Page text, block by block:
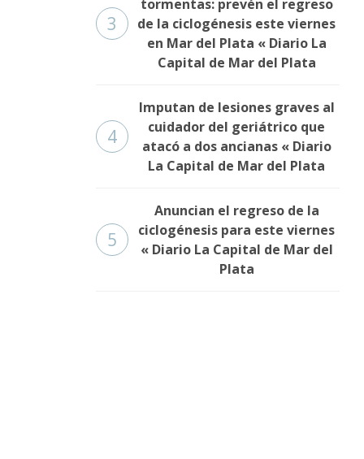
3
tormentas: prevén el regreso
de la ciclogénesis este viernes
en Mar del Plata « Diario La
Capital de Mar del Plata
4
Imputan de lesiones graves al
cuidador del geriátrico que
atacó a dos ancianas « Diario
La Capital de Mar del Plata
5
Anuncian el regreso de la
ciclogénesis para este viernes
« Diario La Capital de Mar del
Plata